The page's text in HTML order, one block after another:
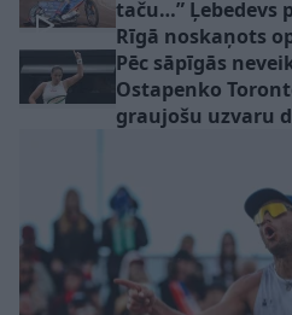
taču…” Ļebedevs
Rīgā noskaņots
Pēc sāpīgās
Ostapenko
graujošu uzvaru